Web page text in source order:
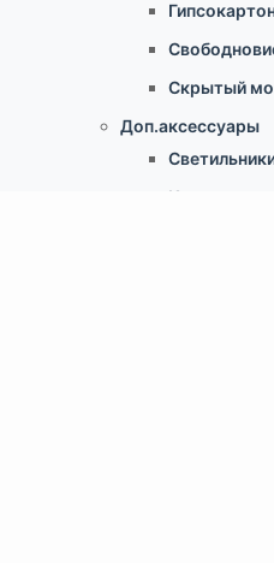
Скрытый
Доп.аксессуары
Крепеж для